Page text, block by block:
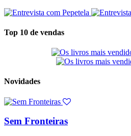
Top 10 de vendas
Novidades
Sem Fronteiras